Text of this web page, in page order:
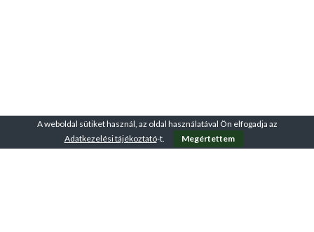
A weboldal sütiket használ, az oldal használatával Ön elfogadja az
Adatkezelési tájékoztató-t. Megértettem